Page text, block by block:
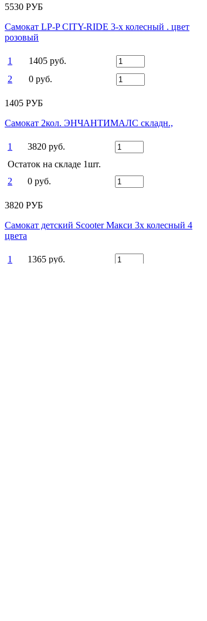
5530 РУБ
Самокат LP-P CITY-RIDE 3-х колесный . цвет
розовый
1
1405 руб.
2
0 руб.
1405 РУБ
Самокат 2кол. ЭНЧАНТИМАЛС складн.,
1
3820 руб.
Остаток на складе 1шт.
2
0 руб.
3820 РУБ
Самокат детский Scooter Макси 3х колесный 4
цвета
1
1365 руб.